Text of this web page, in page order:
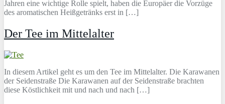
Jahren eine wichtige Rolle spielt, haben die Europäer die Vorzüge
des aromatischen Heißgetränks erst in […]
Der Tee im Mittelalter
In diesem Artikel geht es um den Tee im Mittelalter. Die Karawanen
der Seidenstraße Die Karawanen auf der Seidenstraße brachten
diese Köstlichkeit mit und nach und nach […]